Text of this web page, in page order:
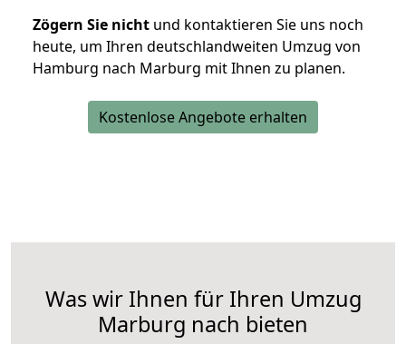
Zögern Sie nicht und kontaktieren Sie uns noch
heute, um Ihren deutschlandweiten Umzug von
Hamburg nach Marburg mit Ihnen zu planen.
Kostenlose Angebote erhalten
Was wir Ihnen für Ihren Umzug
Marburg nach bieten